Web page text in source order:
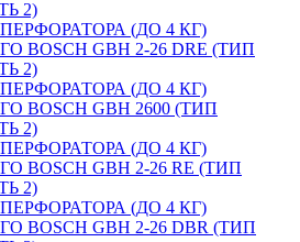
2)
(ДО 4 КГ)
BOSCH GBH 2-26 DRE (ТИП
2)
(ДО 4 КГ)
BOSCH GBH 2600 (ТИП
2)
(ДО 4 КГ)
BOSCH GBH 2-26 RE (ТИП
2)
(ДО 4 КГ)
BOSCH GBH 2-26 DBR (ТИП